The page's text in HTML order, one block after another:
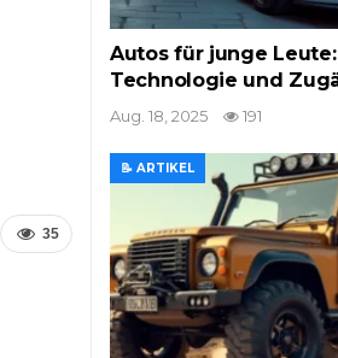
35
Autos für junge
Technologie und
Aug. 18, 2025 191
📝 ARTIKEL